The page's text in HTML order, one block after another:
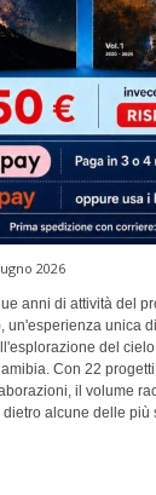
2026
anni di attività del
un'esperienza unica
del
Con 22
il volume
alcune delle più